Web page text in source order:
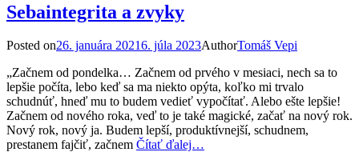
Sebaintegrita a zvyky
Posted on26. januára 20216. júla 2023AuthorTomáš Vepi
„Začnem od pondelka… Začnem od prvého v mesiaci, nech sa to
lepšie počíta, lebo keď sa ma niekto opýta, koľko mi trvalo
schudnúť, hneď mu to budem vedieť vypočítať. Alebo ešte lepšie!
Začnem od nového roka, veď to je také magické, začať na nový rok.
Nový rok, nový ja. Budem lepší, produktívnejší, schudnem,
prestanem fajčiť, začnem Čítať ďalej…